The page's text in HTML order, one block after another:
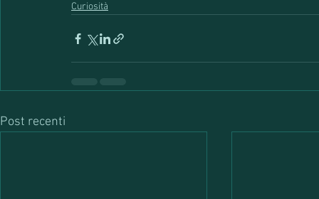
Curiosità
Post recenti